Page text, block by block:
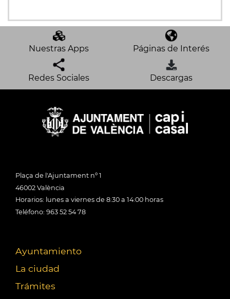
Nuestras Apps Páginas de Interés
Redes Sociales Descargas
Plaça de l'Ajuntament nº 1
46002 València
Horarios: lunes a viernes de 8:30 a 14:00 horas
Teléfono: 963 52 54 78
Ayuntamiento
La ciudad
Trámites